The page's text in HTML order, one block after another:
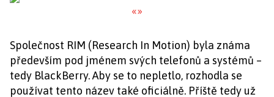
«»
Společnost RIM (Research In Motion) byla známa
především pod jménem svých telefonů a systémů –
tedy BlackBerry. Aby se to nepletlo, rozhodla se
používat tento název také oficiálně. Příště tedy už